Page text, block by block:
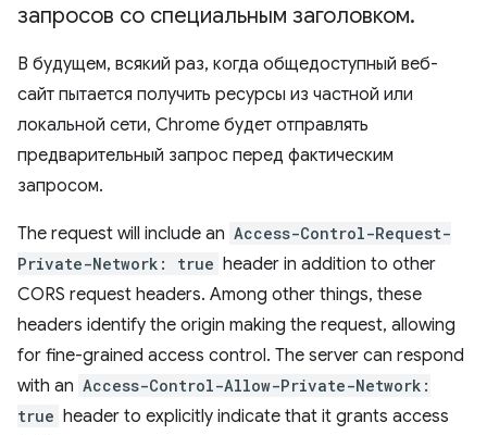
запросов со специальным заголовком.
В будущем, всякий раз, когда общедоступный веб-
сайт пытается получить ресурсы из частной или
локальной сети, Chrome будет отправлять
предварительный запрос перед фактическим
запросом.
The request will include an Access-Control-Request-
Private-Network: true header in addition to other
CORS request headers. Among other things, these
headers identify the origin making the request, allowing
for fine-grained access control. The server can respond
with an Access-Control-Allow-Private-Network:
true header to explicitly indicate that it grants access